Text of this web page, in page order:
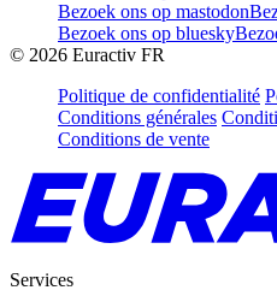
Bezoek ons op mastodon
Bezoek ons op bluesky
© 2026 Euractiv FR
Politique de confidentialité
Conditions générales
Conditions de vente
Services